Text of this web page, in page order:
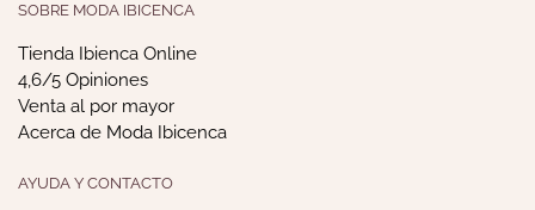
SOBRE MODA IBICENCA
Tienda Ibienca Online
4,6/5 Opiniones
Venta al por mayor
Acerca de Moda Ibicenca
AYUDA Y CONTACTO